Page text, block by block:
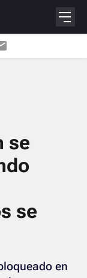
se
se
en